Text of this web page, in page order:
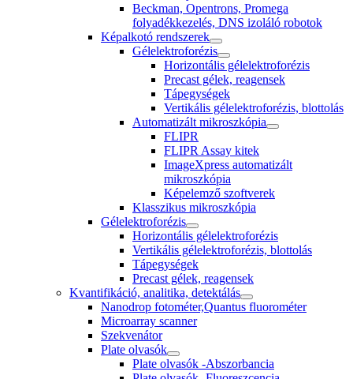
Beckman, Opentrons, Promega
folyadékkezelés, DNS izoláló robotok
Képalkotó rendszerek
Gélelektroforézis
Horizontális gélelektroforézis
Precast gélek, reagensek
Tápegységek
Vertikális gélelektroforézis, blottolás
Automatizált mikroszkópia
FLIPR
FLIPR Assay kitek
ImageXpress automatizált
mikroszkópia
Képelemző szoftverek
Klasszikus mikroszkópia
Gélelektroforézis
Horizontális gélelektroforézis
Vertikális gélelektroforézis, blottolás
Tápegységek
Precast gélek, reagensek
Kvantifikáció, analitika, detektálás
Nanodrop fotométer,Quantus fluorométer
Microarray scanner
Szekvenátor
Plate olvasók
Plate olvasók -Abszorbancia